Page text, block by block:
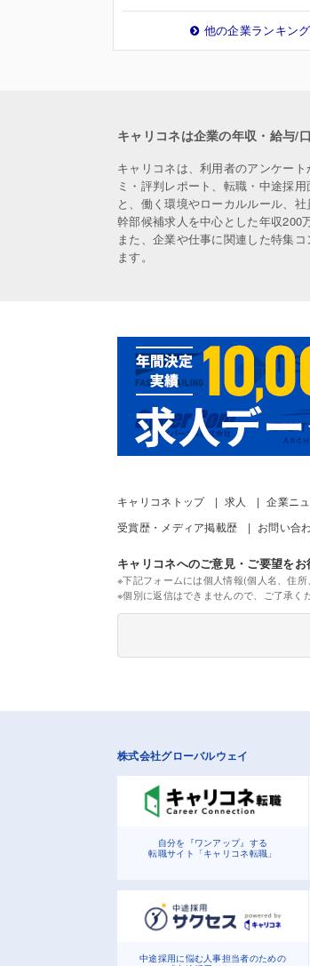
他の企業ランキン
キャリコネは企業の年収・給与/
キャリコネは、利用者のアンケー
ミ・評判レポート、転職・中途採
と、働く環境やローカルルール、
幹部候補求人を中心とした年収200
また、企業や仕事に関連した特集
ます。
キャリコネトップ 求人 企業ニ
受賞歴・メディア掲載歴
お問い合
キャリコネへのご意見・ご要望をお
※下記フォームには個人情報(個人名、住
※個別に返信はできませんので、ご了承く
株式会社グローバルウェイ
自分を『ワンアップ』する
転職サイト「キャリコネ転職」
中途採用に悩む人事担当者のための